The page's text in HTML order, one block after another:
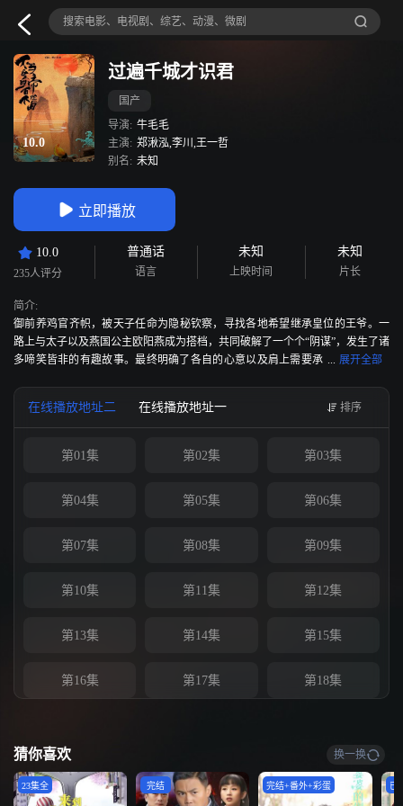
10.0
过遍千城才识君
国产
导演: 牛毛毛
主演: 郑湫泓,李川,王一哲
别名: 未知
立即播放
10.0
235人评分
普通话
语言
未知
上映时间
未知
片长
简介:
御前养鸡官齐帜，被天子任命为隐秘钦察，寻找各地希望继承皇位的王爷。一
路上与太子以及燕国公主欧阳燕成为搭档，共同破解了一个个“阴谋”，发生了诸
多啼笑皆非的有趣故事。最终明确了各自的心意以及肩上需要承
在线播放地址二 在线播放地址一 排序
第01集 第02集 第03集
第04集 第05集 第06集
第07集 第08集 第09集
第10集 第11集 第12集
第13集 第14集 第15集
第16集 第17集 第18集
第22集 第23集 第24集已完结
猜你喜欢 换一换
23集全 完结 完结+番外+彩蛋 已